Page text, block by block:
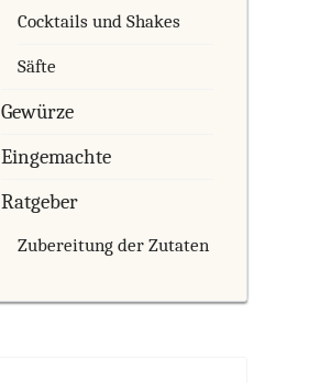
Cocktails und Shakes
Säfte
Gewürze
Eingemachte
Ratgeber
Zubereitung der Zutaten